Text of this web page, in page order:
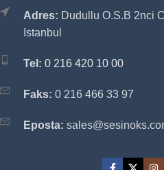
Adres: Dudullu O.S.B 2nci
Istanbul
Tel: 0 216 420 10 00
Faks: 0 216 466 33 97
Eposta: